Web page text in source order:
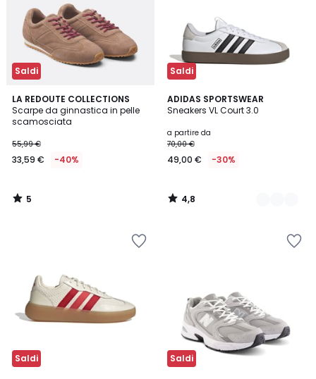
Saldi
LA REDOUTE COLLECTIONS
Scarpe da ginnastica in pelle
scamosciata
55,99 €
33,59 € -40%
5
/
5
5
/
Saldi
ADIDAS SPORTSWEAR
Sneakers VL Court 3.0
a partire da
70,00 €
49,00 € -30%
4,8
/ 5
4
Colori
4,8
/
Saldi Saldi